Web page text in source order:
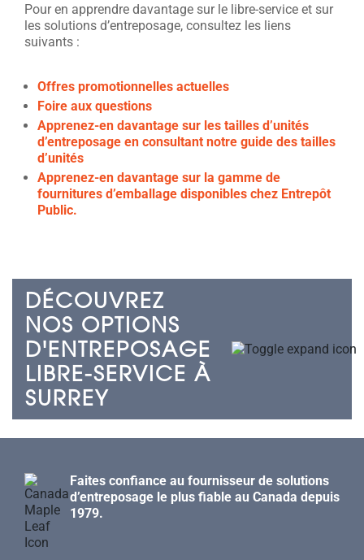
Pour en apprendre davantage sur le libre-service et sur
les solutions d’entreposage, consultez les liens
suivants :
Offres promotionnelles actuelles
Foire aux questions
Apprenez-en davantage sur les tailles d’unités
d’entreposage en consultant notre guide des tailles
d’unités
Apprenez-en davantage sur la gamme de
fournitures d’emballage disponibles chez Entrepôt
Public.
DÉCOUVREZ
NOS OPTIONS
D'ENTREPOSAGE
LIBRE-SERVICE À
SURREY
Faites confiance au fournisseur de solutions
d’entreposage le plus fiable au Canada depuis
1979.